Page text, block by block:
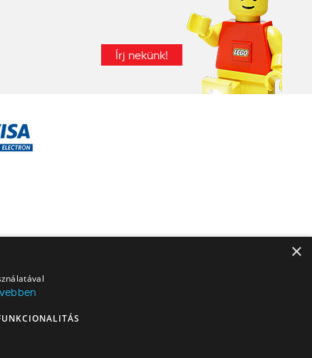
Írj nekünk!
a MINDSTORMS, a MINDSTORMS logó, a VIDIYO, a NEXO KNIGHTS,
×